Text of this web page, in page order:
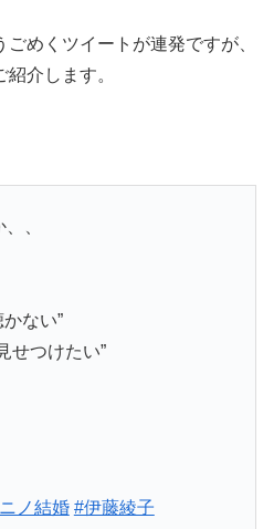
めくツイートが連発ですが、
介します。
、
ない”
せつけたい”
ノ結婚 #伊藤綾子